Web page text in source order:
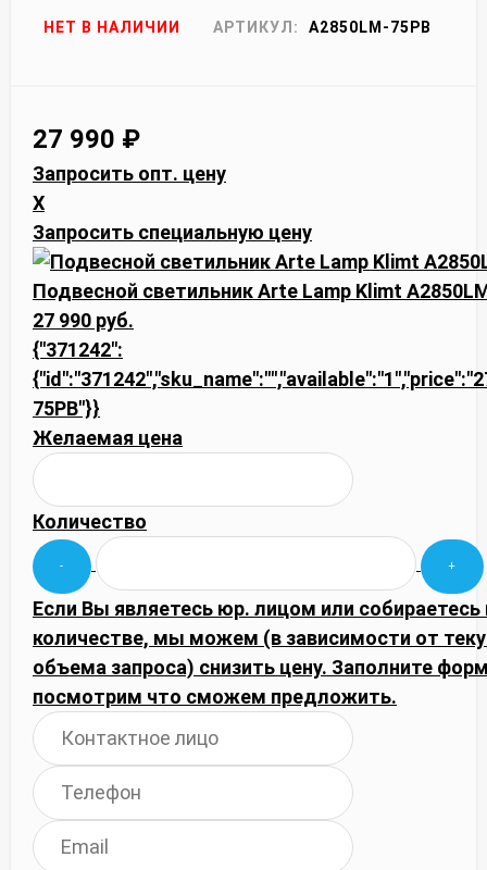
НЕТ В НАЛИЧИИ АРТИКУЛ: A2850LM-75PB
27 990 ₽
Запросить опт. цену
X
Запросить специальную цену
Подвесной светильник Arte Lamp Klimt
27 990 руб.
{"371242":
75PB"}}
Желаемая цена
Количество
Если Вы являетесь юр. лицом или
количестве, мы можем (в зависимости от
объема запроса) снизить цену. Заполните
посмотрим что сможем предложить.